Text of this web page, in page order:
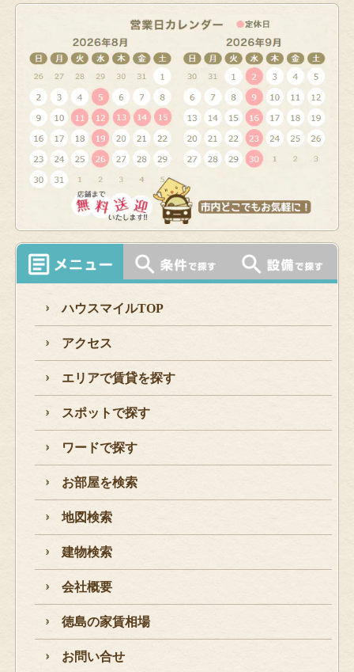
ハウスマイルTOP
アクセス
エリアで賃貸を探す
スポットで探す
ワードで探す
お部屋を検索
地図検索
建物検索
会社概要
徳島の家賃相場
お問い合せ